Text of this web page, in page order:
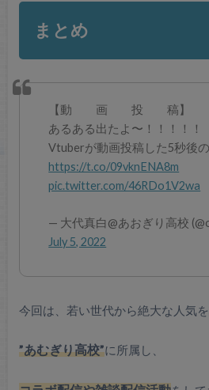
まとめ
【動 画 投 稿】
あるある出たよ〜！！！！！
Vtuberが動画投稿した5秒後
https://t.co/09vknENA8m
pic.twitter.com/46RDo1V2wa
— 大代真白@あおぎり高校
July 5, 2022
今回は、 若い世代から絶大な人気
”あむぎり高校”に所属し、